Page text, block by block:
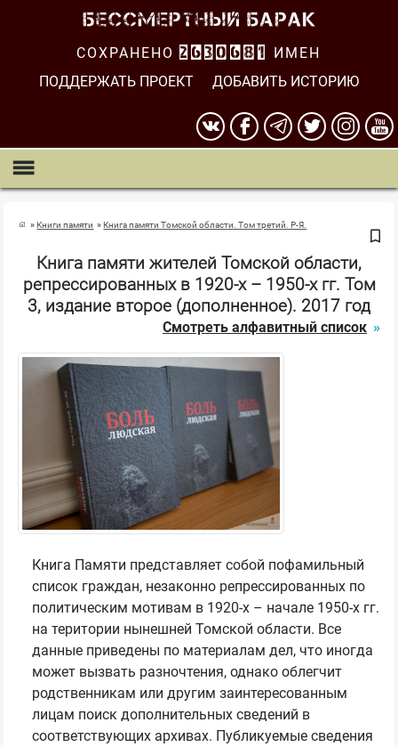
СОХРАНЕНО 2630682
ИМЕН
ПОДДЕРЖАТЬ ПРОЕКТ
ДОБАВИТЬ ИСТОРИЮ
Книги памяти Книга памяти Томской области. Том третий. Р-Я.
Книга памяти жителей Томской области,
репрессированных в 1920-х – 1950-х гг. Том
3, издание второе (дополненное). 2017 год
Смотреть алфавитный список
Книга Памяти представляет собой пофамильный
список граждан, незаконно репрессированных по
политическим мотивам в 1920-х – начале 1950-х гг.
на територии нынешней Томской области. Все
данные приведены по материалам дел, что иногда
может вызвать разночтения, однако облегчит
родственникам или другим заинтересованным
лицам поиск дополнительных сведений в
соответствующих архивах. Публикуемые сведения